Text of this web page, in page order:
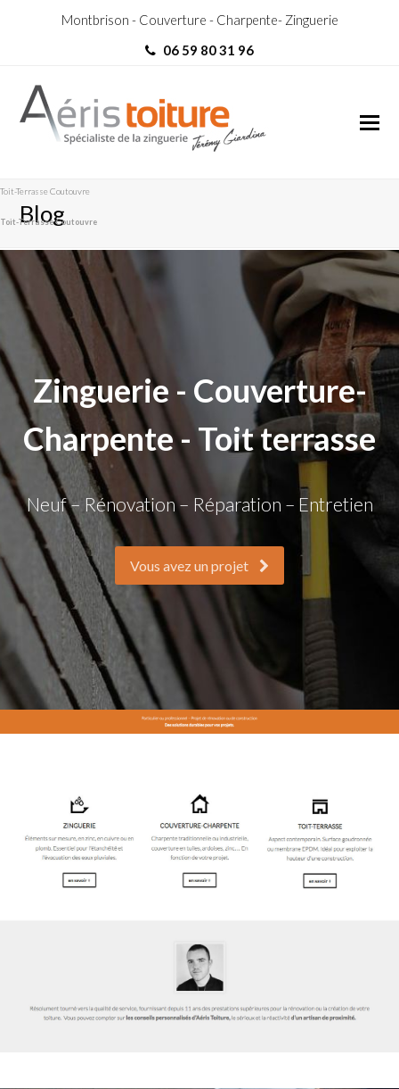
Montbrison - Couverture - Charpente- Zinguerie
06 59 80 31 96
Blog
Toit-Terrasse Coutouvre
Toit-Terrasse Coutouvre
Zinguerie - Couverture-
Charpente - Toit terrasse
Neuf – Rénovation – Réparation – Entretien
Vous avez un projet